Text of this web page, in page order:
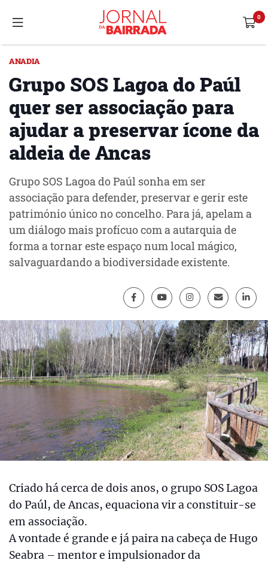
ANADIA
Grupo SOS Lagoa do Paúl
quer ser associação para
ajudar a preservar ícone da
aldeia de Ancas
Grupo SOS Lagoa do Paúl sonha em ser
associação para defender, preservar e gerir este
património único no concelho. Para já, apelam a
um diálogo mais profícuo com a autarquia de
forma a tornar este espaço num local mágico,
salvaguardando a biodiversidade existente.
Criado há cerca de dois anos, o grupo SOS Lagoa
do Paúl, de Ancas, equaciona vir a constituir-se
em associação.
A vontade é grande e já paira na cabeça de Hugo
Seabra – mentor e impulsionador da